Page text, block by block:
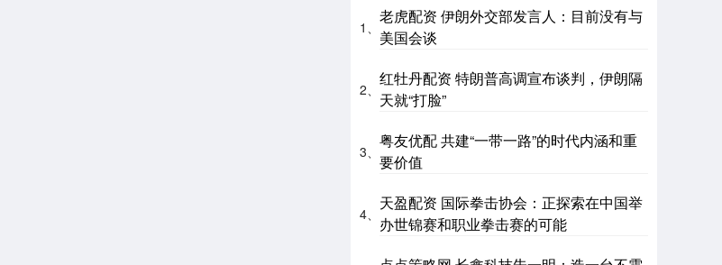
1、
老虎配资 伊朗外交部发言人：目前没有与
美国会谈
2、
红牡丹配资 特朗普高调宣布谈判，伊朗隔
天就“打脸”
3、
粤友优配 共建“一带一路”的时代内涵和重
要价值
4、
天盈配资 国际拳击协会：正探索在中国举
办世锦赛和职业拳击赛的可能